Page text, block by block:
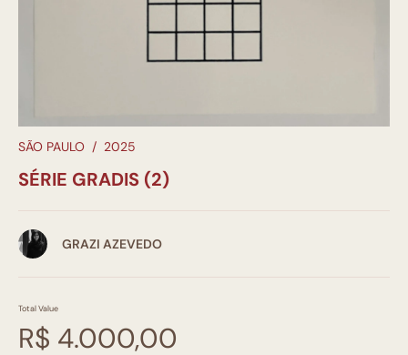
SÃO PAULO / 2025
SÉRIE GRADIS (2)
GRAZI AZEVEDO
Total Value
R$ 4.000,00